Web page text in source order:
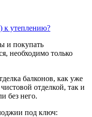
к утеплению?
и покупать
необходимо только
балконов, как уже
отделкой, так и
без него.
под ключ: